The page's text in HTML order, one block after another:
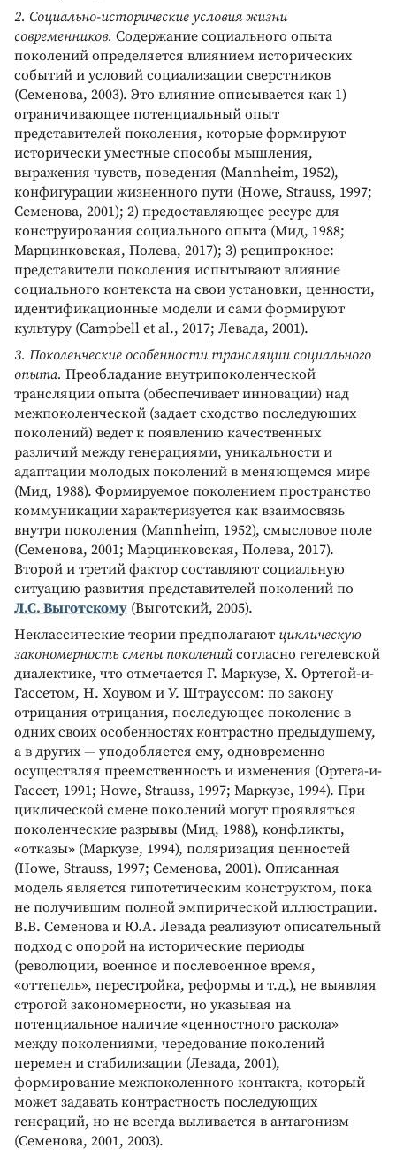
2. Социально-исторические условия жизни
современников. Содержание социального опыта
поколений определяется влиянием исторических
событий и условий социализации сверстников
(Семенова, 2003). Это влияние описывается как 1)
ограничивающее потенциальный опыт
представителей поколения, которые формируют
исторически уместные способы мышления,
выражения чувств, поведения (Mannheim, 1952),
конфигурации жизненного пути (Howe, Strauss, 1997;
Семенова, 2001); 2) предоставляющее ресурс для
конструирования социального опыта (Мид, 1988;
Марцинковская, Полева, 2017); 3) реципрокное:
представители поколения испытывают влияние
социального контекста на свои установки, ценности,
идентификационные модели и сами формируют
культуру (Campbell et al., 2017; Левада, 2001).
3. Поколенческие особенности трансляции социального
опыта. Преобладание внутрипоколенческой
трансляции опыта (обеспечивает инновации) над
межпоколенческой (задает сходство последующих
поколений) ведет к появлению качественных
различий между генерациями, уникальности и
адаптации молодых поколений в меняющемся мире
(Мид, 1988). Формируемое поколением пространство
коммуникации характеризуется как взаимосвязь
внутри поколения (Mannheim, 1952), смысловое поле
(Семенова, 2001; Марцинковская, Полева, 2017).
Второй и третий фактор составляют социальную
ситуацию развития представителей поколений по
Л.С. Выготскому (Выготский, 2005).
Неклассические теории предполагают циклическую
закономерность смены поколенийсогласно гегелевской
диалектике, что отмечается Г. Маркузе, Х. Ортегой-и-
Гассетом, Н. Хоувом и У. Штрауссом: по закону
отрицания отрицания, последующее поколение в
одних своих особенностях контрастно предыдущему,
а в других — уподобляется ему, одновременно
осуществляя преемственность и изменения (Ортега-и-
Гассет, 1991; Howe, Strauss, 1997; Маркузе, 1994). При
циклической смене поколений могут проявляться
поколенческие разрывы (Мид, 1988), конфликты,
«отказы» (Маркузе, 1994), поляризация ценностей
(Howe, Strauss, 1997; Семенова, 2001). Описанная
модель является гипотетическим конструктом, пока
не получившим полной эмпирической иллюстрации.
В.В. Семенова и Ю.А. Левада реализуют описательный
подход с опорой на исторические периоды
(революции, военное и послевоенное время,
«оттепель», перестройка, реформы и т.д.), не выявляя
строгой закономерности, но указывая на
потенциальное наличие «ценностного раскола»
между поколениями, чередование поколений
перемен и стабилизации (Левада, 2001),
формирование межпоколенного контакта, который
может задавать контрастность последующих
генераций, но не всегда выливается в антагонизм
(Семенова, 2001, 2003).